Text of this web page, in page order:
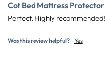
Cot Bed Mattress
Perfect. Highly recommended!
Was this review helpful? Yes